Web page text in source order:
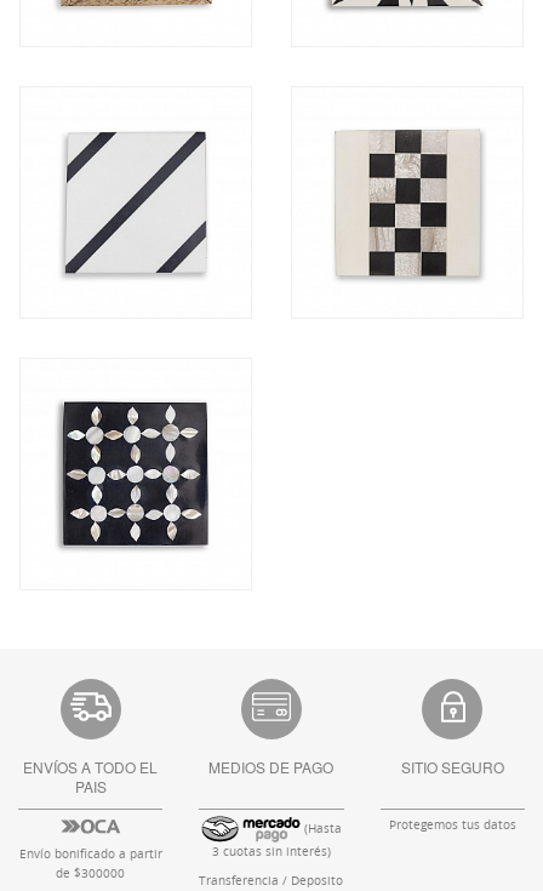
ENVÍOS A TODO EL
PAIS
Envío bonificado a partir
de $300000
MEDIOS DE PAGO
(Hasta
3 cuotas sin interés)
Transferencia / Deposito
SITIO SEGURO
Protegemos tus datos